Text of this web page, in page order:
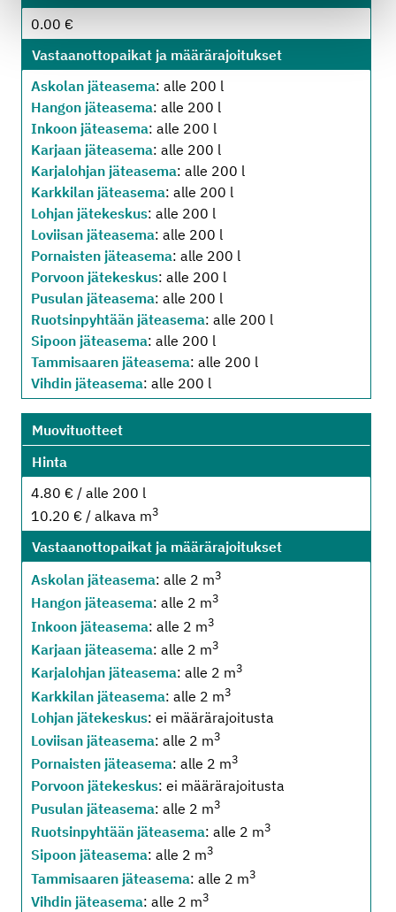
0.00 €
Vastaanottopaikat ja määrärajoitukset
Askolan jäteasema: alle 200 l
Hangon jäteasema: alle 200 l
Inkoon jäteasema: alle 200 l
Karjaan jäteasema: alle 200 l
Karjalohjan jäteasema: alle 200 l
Karkkilan jäteasema: alle 200 l
Lohjan jätekeskus: alle 200 l
Loviisan jäteasema: alle 200 l
Pornaisten jäteasema: alle 200 l
Porvoon jätekeskus: alle 200 l
Pusulan jäteasema: alle 200 l
Ruotsinpyhtään jäteasema: alle 200 l
Sipoon jäteasema: alle 200 l
Tammisaaren jäteasema: alle 200 l
Vihdin jäteasema: alle 200 l
Muovituotteet
Hinta
4.80 € / alle 200 l
10.20 € / alkava m3
Vastaanottopaikat ja määrärajoitukset
Askolan jäteasema: alle 2 m3
Hangon jäteasema: alle 2 m3
Inkoon jäteasema: alle 2 m3
Karjaan jäteasema: alle 2 m3
Karjalohjan jäteasema: alle 2 m3
Karkkilan jäteasema: alle 2 m3
Lohjan jätekeskus: ei määrärajoitusta
Loviisan jäteasema: alle 2 m3
Pornaisten jäteasema: alle 2 m3
Porvoon jätekeskus: ei määrärajoitusta
Pusulan jäteasema: alle 2 m3
Ruotsinpyhtään jäteasema: alle 2 m3
Sipoon jäteasema: alle 2 m3
Tammisaaren jäteasema: alle 2 m3
Vihdin jäteasema: alle 2 m3